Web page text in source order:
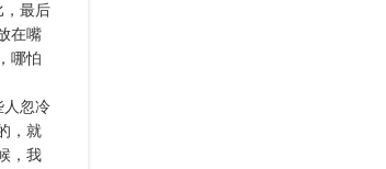
，最后
在嘴
哪怕
人忽冷
，就
，我